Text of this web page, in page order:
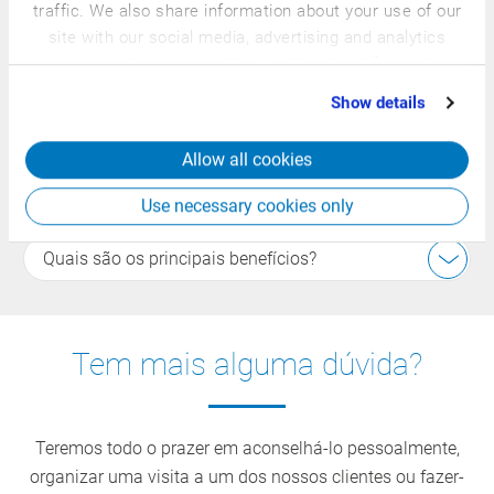
traffic. We also share information about your use of our
site with our social media, advertising and analytics
partners who may combine it with other information
that you’ve provided to them or that they’ve collected
Show details
Allow all cookies
Use necessary cookies only
O que é o «MES integrado» na CSB?
Como é a integração com a sala de
controlo/manutenção?
Quais são os principais benefícios?
Tem mais alguma dúvida?
Teremos todo o prazer em aconselhá-lo pessoalmente,
organizar uma visita a um dos nossos clientes ou fazer-